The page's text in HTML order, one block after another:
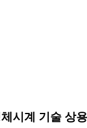
시계 기술 상